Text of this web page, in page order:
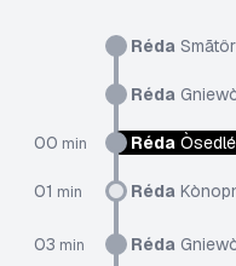
Réda
Réda
00 min Réda
01 min Réda
03 min Réda